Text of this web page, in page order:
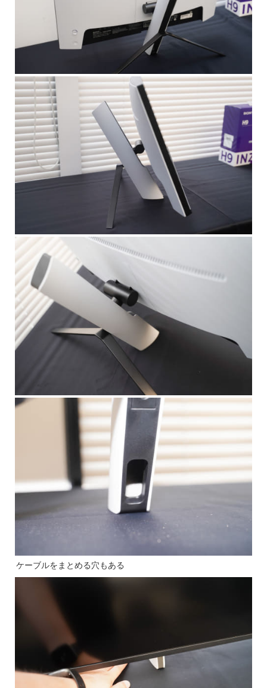
ケーブルをまとめる穴もある